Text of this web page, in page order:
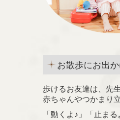
お散歩にお出
歩けるお友達は、先
赤ちゃんやつかまり
「動くよ♪」「止ま